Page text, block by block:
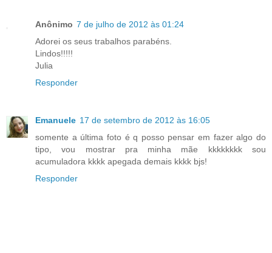
Anônimo 7 de julho de 2012 às 01:24
Adorei os seus trabalhos parabéns.
Lindos!!!!!
Julia
Responder
Emanuele 17 de setembro de 2012 às 16:05
somente a última foto é q posso pensar em fazer algo do
tipo, vou mostrar pra minha mãe kkkkkkkk sou
acumuladora kkkk apegada demais kkkk bjs!
Responder